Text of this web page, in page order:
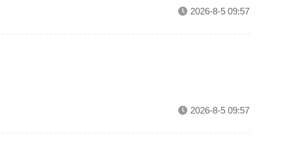
2026-8-5 09:57
2026-8-5 09:57